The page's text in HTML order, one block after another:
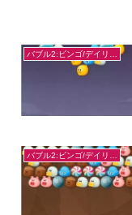
バブル2:ビンゴ/デイリー/お題対策
バブル2:ビンゴ/デイリー/お題対策